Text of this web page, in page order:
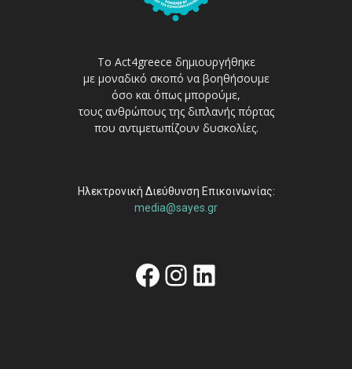
Το Act4greece δημιουργήθηκε
με μοναδικό σκοπό να βοηθήσουμε
όσο και όπως μπορούμε,
τους ανθρώπους της διπλανής πόρτας
που αντιμετωπίζουν δυσκολίες.
Ηλεκτρονική Διεύθυνση Επικοινωνίας:
media@sayes.gr
Facebook
Instagram
Linkedin